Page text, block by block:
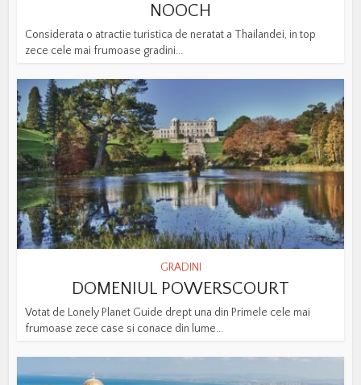
NOOCH
Considerata o atractie turistica de neratat a Thailandei, in top
zece cele mai frumoase gradini...
GRADINI
DOMENIUL POWERSCOURT
Votat de Lonely Planet Guide drept una din Primele cele mai
frumoase zece case si conace din lume...